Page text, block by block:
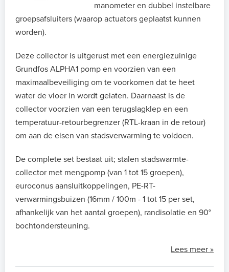
manometer en dubbel instelbare
groepsafsluiters (waarop actuators geplaatst kunnen
worden).
Deze collector is uitgerust met een energiezuinige
Grundfos ALPHA1 pomp en voorzien van een
maximaalbeveiliging om te voorkomen dat te heet
water de vloer in wordt gelaten. Daarnaast is de
collector voorzien van een terugslagklep en een
temperatuur-retourbegrenzer (RTL-kraan in de retour)
om aan de eisen van stadsverwarming te voldoen.
De complete set bestaat uit; stalen stadswarmte-
collector met mengpomp (van 1 tot 15 groepen),
euroconus aansluitkoppelingen, PE-RT-
verwarmingsbuizen (16mm / 100m - 1 tot 15 per set,
afhankelijk van het aantal groepen), randisolatie en 90°
bochtondersteuning.
Lees meer »